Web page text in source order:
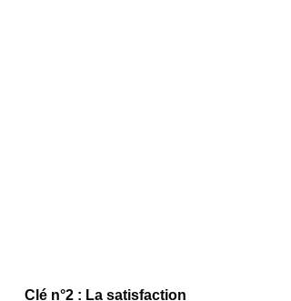
Clé n°2 : La satisfaction